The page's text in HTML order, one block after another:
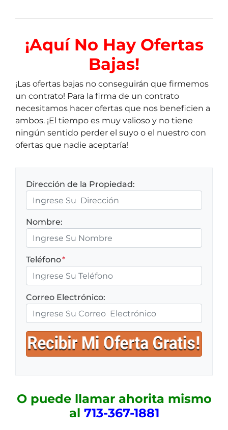
¡Aquí No Hay Ofertas
Bajas!
¡Las ofertas bajas no conseguirán que firmemos
un contrato! Para la firma de un contrato
necesitamos hacer ofertas que nos beneficien a
ambos. ¡El tiempo es muy valioso y no tiene
ningún sentido perder el suyo o el nuestro con
ofertas que nadie aceptaría!
Dirección de la Propiedad:
Nombre:
Teléfono*
Correo Electrónico:
O puede llamar ahorita mismo
al 713-367-1881